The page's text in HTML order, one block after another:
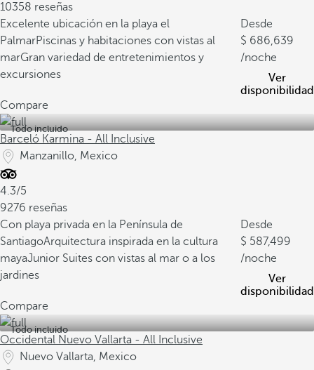
10358 reseñas
Excelente ubicación en la playa el
PalmarPiscinas y habitaciones con vistas al
marGran variedad de entretenimientos y
excursiones
Desde
686,639
/noche
Ver
disponibilidad
Compare
Todo incluido
Barceló Karmina - All Inclusive
Manzanillo, Mexico
4.3/5
9276 reseñas
Con playa privada en la Península de
SantiagoArquitectura inspirada en la cultura
mayaJunior Suites con vistas al mar o a los
jardines
Desde
587,499
/noche
Ver
disponibilidad
Compare
Todo incluido
Occidental Nuevo Vallarta - All Inclusive
Nuevo Vallarta, Mexico